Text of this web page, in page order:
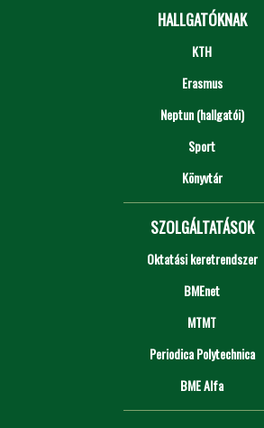
HALLGATÓKNAK
KTH
Erasmus
Neptun (hallgatói)
Sport
Könyvtár
SZOLGÁLTATÁSOK
Oktatási keretrendszer
BMEnet
MTMT
Periodica Polytechnica
BME Alfa